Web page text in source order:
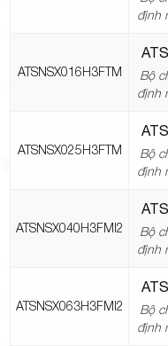
định
ATSNSX016H3FTM
Bộ
định
ATSNSX025H3FTM
Bộ
định
ATSNSX040H3FMI2
Bộ
định
ATSNSX063H3FMI2
Bộ
định